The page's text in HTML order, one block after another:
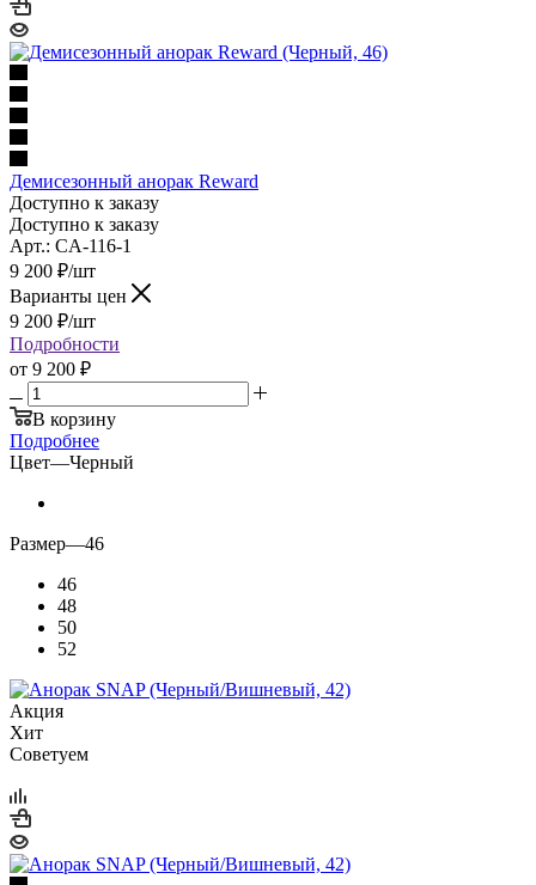
Демисезонный анорак Reward
Доступно к заказу
Доступно к заказу
Арт.: CA-116-1
9 200 ₽/шт
Варианты цен
9 200 ₽/шт
Подробности
от 9 200 ₽
В корзину
Подробнее
Цвет—Черный
Размер—46
46
48
50
52
Акция
Хит
Советуем